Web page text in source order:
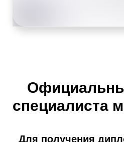
специалиста
Для получения